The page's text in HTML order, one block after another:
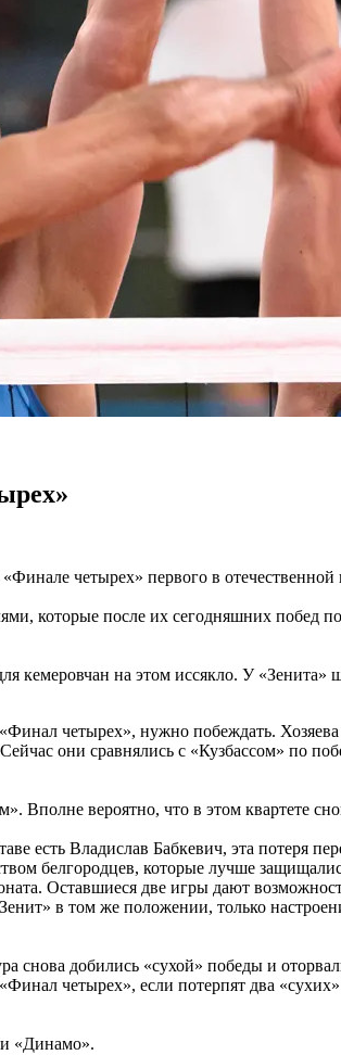
четырех» первого в
которые после их сегодняшних
кемеровчан на этом иссякло. У
четырех», нужно побеждать.
они сравнялись с «Кузбассом» по
Вполне вероятно, что в этом квартете
есть Владислав Бабкевич, эта потеря
белгородцев, которые лучше
Оставшиеся две игры дают
в том же положении, только
добились «сухой» победы и
четырех», если потерпят два
и «Динамо».